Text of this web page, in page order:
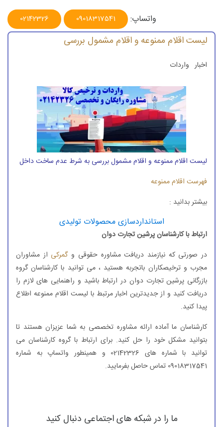
واتساپ: 09018317541
02142326
لیست اقلام ممنوعه و اقلام مشمول بررسی
اخبار واردات
لیست اقلام ممنوعه و اقلام مشمول بررسی به شرط عدم ساخت داخل
فهرست اقلام ممنوعه
بیشتر بدانید :
استانداردسازی محصولات تولیدی
ارتباط با کارشناسان پرشین تجارت دوان
در صورتی که نیازمند دریافت مشاوره حقوقی وگمرکی از مشاوران
مجرب و ترخیصکاران باتجربه هستید ، می توانید با کارشناسان گروه
بازرگانی پرشین تجارت دوان در ارتباط باشید و راهنمایی های لازم را
دریافت کنید و از جدیدترین اخبار مرتبط با لیست اقلام ممنوعه اطلاع
پیدا کنید.
کارشناسان ما آماده ارائه مشاوره تخصصی به شما عزیزان هستند تا
بتوانید مشکل خود را حل کنید. برای ارتباط با گروه کارشناسان می
توانید با شماره های 02142326 و همینطور واتساپ به شماره
09018317541 تماس حاصل بفرمایید.
ما را در شبکه های اجتماعی دنبال کنید